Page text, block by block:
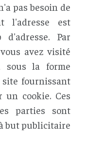
pas besoin de
l'adresse est
Par
avez visité
sous la forme
fournissant
un cookie. Ces
parties sont
but publicitaire.